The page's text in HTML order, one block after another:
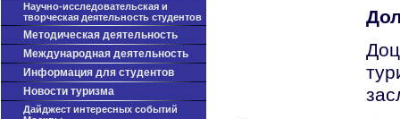
Научно-исследовательская и
творческая деятельность студентов
Методическая деятельность
Международная деятельность
Информация для студентов
Новости туризма
Дайджест интересных событий